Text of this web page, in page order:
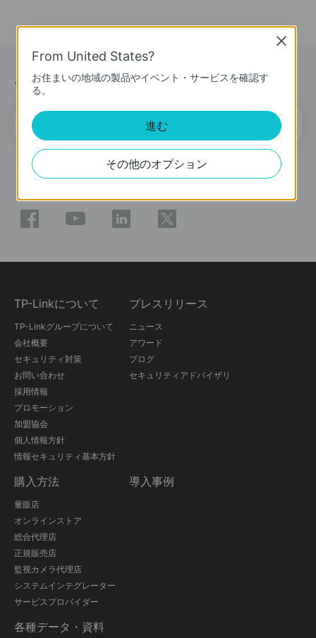
ニュース＆オファー
メールアドレス 登録
ソーシャルメディア
TP-Linkについて
TP-Linkグループについて
会社概要
セキュリティ対策
お問い合わせ
採用情報
プロモーション
加盟協会
個人情報方針
情報セキュリティ基本方針
プレスリリース
ニュース
アワード
ブログ
セキュリティアドバイザリ
購入方法
量販店
オンラインストア
総合代理店
正規販売店
監視カメラ代理店
システムインテグレーター
サービスプロバイダー
導入事例
各種データ・資料
From United States?
お住まいの地域の製品やイベント・サービスを確認す
る。
進む
その他のオプション
Close